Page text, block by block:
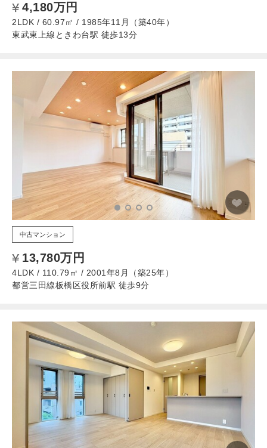
4,180万円
2LDK / 60.97㎡ / 1985年11月（築40年）
東武東上線ときわ台駅 徒歩13分
中古マンション
13,780万円
4LDK / 110.79㎡ / 2001年8月（築25年）
都営三田線板橋区役所前駅 徒歩9分